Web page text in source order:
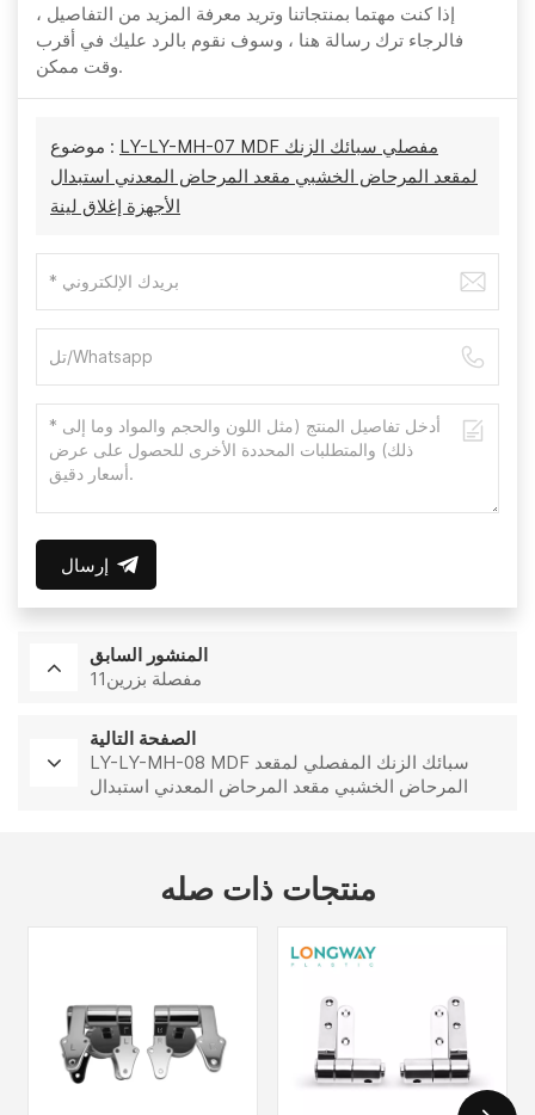
إذا كنت مهتما بمنتجاتنا وتريد معرفة المزيد من التفاصيل ،
فالرجاء ترك رسالة هنا ، وسوف نقوم بالرد عليك في أقرب
وقت ممكن.
موضوع : LY-LY-MH-07 MDF مفصلي سبائك الزنك
لمقعد المرحاض الخشبي مقعد المرحاض المعدني استبدال
الأجهزة إغلاق لينة
إرسال
المنشور السابق
مفصلة بزرين11
الصفحة التالية
LY-LY-MH-08 MDF سبائك الزنك المفصلي لمقعد
المرحاض الخشبي مقعد المرحاض المعدني استبدال
منتجات ذات صله